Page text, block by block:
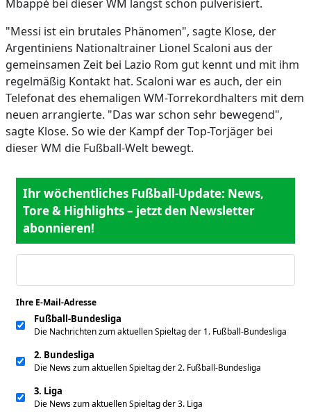
Mbappé bei dieser WM längst schon pulverisiert.
"Messi ist ein brutales Phänomen", sagte Klose, der
Argentiniens Nationaltrainer Lionel Scaloni aus der
gemeinsamen Zeit bei Lazio Rom gut kennt und mit ihm
regelmäßig Kontakt hat. Scaloni war es auch, der ein
Telefonat des ehemaligen WM-Torrekordhalters mit dem
neuen arrangierte. "Das war schon sehr bewegend",
sagte Klose. So wie der Kampf der Top-Torjäger bei
dieser WM die Fußball-Welt bewegt.
Ihr wöchentliches Fußball-Update: News,
Tore & Highlights – jetzt den Newsletter
abonnieren!
Ihre E-Mail-Adresse
Fußball-Bundesliga
Die Nachrichten zum aktuellen Spieltag der 1. Fußball-Bundesliga
2. Bundesliga
Die News zum aktuellen Spieltag der 2. Fußball-Bundesliga
3. Liga
Die News zum aktuellen Spieltag der 3. Liga